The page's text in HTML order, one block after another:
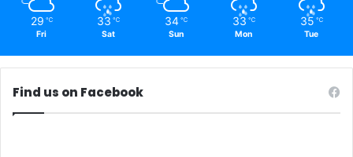
29 ℃
Fri
33 ℃
Sat
34 ℃
Sun
33 ℃
Mon
35 ℃
Tue
Find us on Facebook